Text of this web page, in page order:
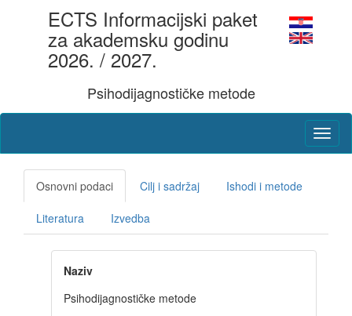
ECTS Informacijski paket
za akademsku godinu
2026. / 2027.
Psihodijagnostičke metode
Osnovni podaci Cilj i sadržaj Ishodi i metode
Literatura Izvedba
Naziv
Psihodijagnostičke metode